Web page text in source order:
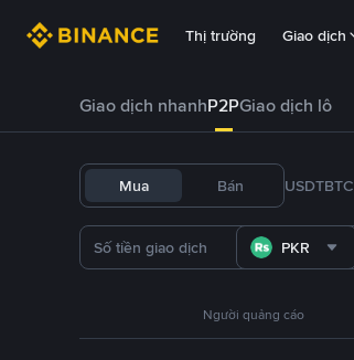
Thị trường Giao dịch
Giao dịch nhanhP2PGiao dịch lô
Mua Bán USDTBTC
PKR
Người quảng cáo